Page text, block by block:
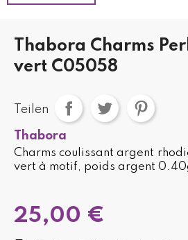
Thabora Charms
vert C05058
Teilen
Thabora
Charms coulissant argent
vert à motif, poids argent
25,00 €